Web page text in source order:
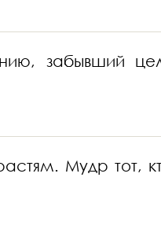
забывший
Мудр тот,